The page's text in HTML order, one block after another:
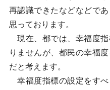
再認識できたなどなどで
思っております。
現在、都では、幸福度指
りませんが、都民の幸福
だと考えます。
幸福度指標の設定をすべ